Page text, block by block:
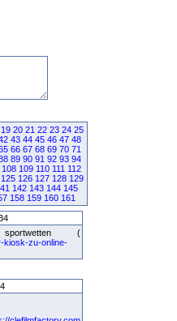
19 20 21 22 23 24 25
43 44 45 46 47 48
66 67 68 69 70 71
89 90 91 92 93 94
108 109 110 111 112
125 126 127 128 129
142 143 144 145
158 159 160 161
(
kiosk-zu-online-